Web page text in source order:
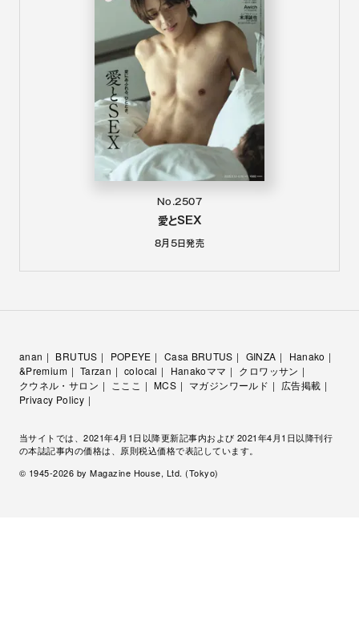
No.2507
愛とSEX
8月5日発売
anan BRUTUS POPEYE Casa BRUTUS GINZA
Hanako
&Premium
Tarzan colocal Hanakoママ
クロワッサン
クウネル・サロン
こここ MCS マガジンワールド
広告掲載
Privacy Policy
当サイトでは、2021年4月1日以降更新記事内および 2021年4月1日以降刊行
の本誌記事内の価格は、原則税込価格で表記しています。
© 1945-2026 by Magazine House, Ltd. (Tokyo)